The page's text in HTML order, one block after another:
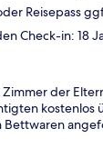
Reisepass
Check-in: 18
der
kostenlos
Bettwaren